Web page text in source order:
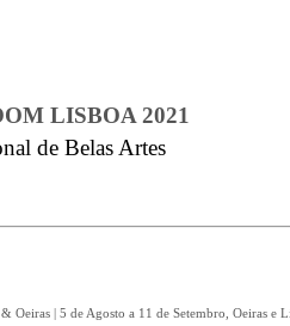
LISBOA 2021
de Belas Artes
Oeiras | 5 de Agosto a 11 de Setembro, Oeiras e